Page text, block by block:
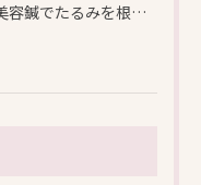
美容鍼でたるみを根本から改善し自然なリフトアップを叶える方法